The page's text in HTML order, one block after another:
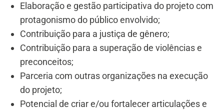
Elaboração e gestão participativa do projeto com
protagonismo do público envolvido;
Contribuição para a justiça de gênero;
Contribuição para a superação de violências e
preconceitos;
Parceria com outras organizações na execução
do projeto;
Potencial de criar e/ou fortalecer articulações e